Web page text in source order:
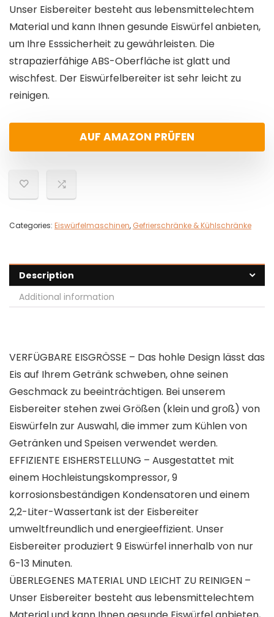
Unser Eisbereiter besteht aus lebensmittelechtem
Material und kann Ihnen gesunde Eiswürfel anbieten,
um Ihre Esssicherheit zu gewährleisten. Die
strapazierfähige ABS-Oberfläche ist glatt und
wischfest. Der Eiswürfelbereiter ist sehr leicht zu
reinigen.
AUF AMAZON PRÜFEN
Categories: Eiswürfelmaschinen, Gefrierschränke & Kühlschränke
Description
Additional information
VERFÜGBARE EISGRÖSSE – Das hohle Design lässt das
Eis auf Ihrem Getränk schweben, ohne seinen
Geschmack zu beeinträchtigen. Bei unserem
Eisbereiter stehen zwei Größen (klein und groß) von
Eiswürfeln zur Auswahl, die immer zum Kühlen von
Getränken und Speisen verwendet werden.
EFFIZIENTE EISHERSTELLUNG – Ausgestattet mit
einem Hochleistungskompressor, 9
korrosionsbeständigen Kondensatoren und einem
2,2-Liter-Wassertank ist der Eisbereiter
umweltfreundlich und energieeffizient. Unser
Eisbereiter produziert 9 Eiswürfel innerhalb von nur
6-13 Minuten.
ÜBERLEGENES MATERIAL UND LEICHT ZU REINIGEN –
Unser Eisbereiter besteht aus lebensmittelechtem